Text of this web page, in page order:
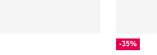
-35%